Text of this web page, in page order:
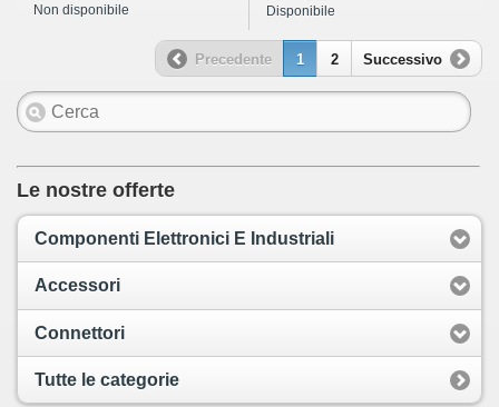
Non disponibile Disponibile
Precedente 1 2 Successivo
Le nostre offerte
Componenti Elettronici E Industriali
Accessori
Connettori
Tutte le categorie